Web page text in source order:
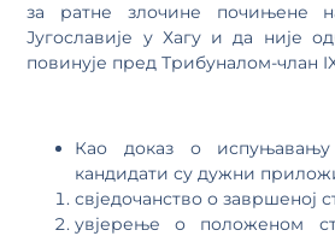
за ратне злочине почињене
Југославије у Хагу и да није
повинује пред Трибуналом-члан
Као доказ о испуњавању
кандидати су дужни
свједочанство о завршеној
увјерење о положеном